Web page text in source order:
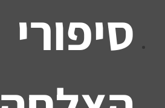
סיפורי